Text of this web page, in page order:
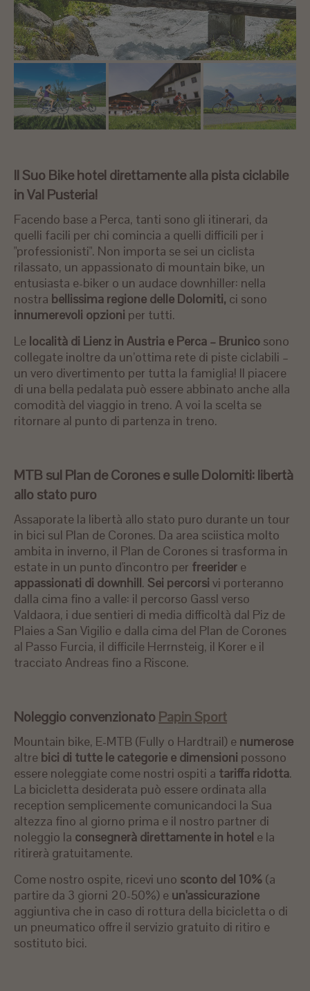
Il Suo Bike hotel direttamente alla pista ciclabile
in Val Pusteria!
Facendo base a Perca, tanti sono gli itinerari, da
quelli facili per chi comincia a quelli difficili per i
"professionisti". Non importa se sei un ciclista
rilassato, un appassionato di mountain bike, un
entusiasta e-biker o un audace downhiller: nella
nostra bellissima regione delle Dolomiti, ci sono
innumerevoli opzioni per tutti.
Le località di Lienz in Austria e Perca – Brunico sono
collegate inoltre da un’ottima rete di piste ciclabili –
un vero divertimento per tutta la famiglia! Il piacere
di una bella pedalata può essere abbinato anche alla
comodità del viaggio in treno. A voi la scelta se
ritornare al punto di partenza in treno.
MTB sul Plan de Corones e sulle Dolomiti: libertà
allo stato puro
Assaporate la libertà allo stato puro durante un tour
in bici sul Plan de Corones. Da area sciistica molto
ambita in inverno, il Plan de Corones si trasforma in
estate in un punto d'incontro per freerider e
appassionati di downhill. Sei percorsi vi porteranno
dalla cima fino a valle: il percorso Gassl verso
Valdaora, i due sentieri di media difficoltà dal Piz de
Plaies a San Vigilio e dalla cima del Plan de Corones
al Passo Furcia, il difficile Herrnsteig, il Korer e il
tracciato Andreas fino a Riscone.
Noleggio convenzionatoPapin Sport
Mountain bike, E-MTB (Fully o Hardtrail) e numerose
altre bici di tutte le categorie e dimensioni possono
essere noleggiate come nostri ospiti a tariffa ridotta.
La bicicletta desiderata può essere ordinata alla
reception semplicemente comunicandoci la Sua
altezza fino al giorno prima e il nostro partner di
noleggio la consegnerà direttamente in hotel e la
ritirerà gratuitamente.
Come nostro ospite, ricevi uno sconto del 10% (a
partire da 3 giorni 20-50%) e un'assicurazione
aggiuntiva che in caso di rottura della bicicletta o di
un pneumatico offre il servizio gratuito di ritiro e
sostituto bici.